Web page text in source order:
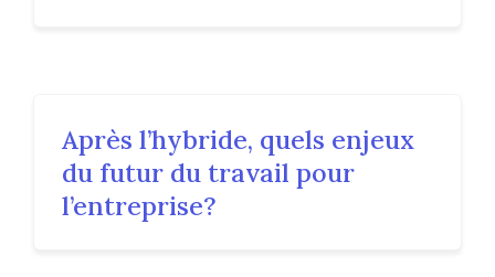
Après l’hybride, quels enjeux
du futur du travail pour
l’entreprise?